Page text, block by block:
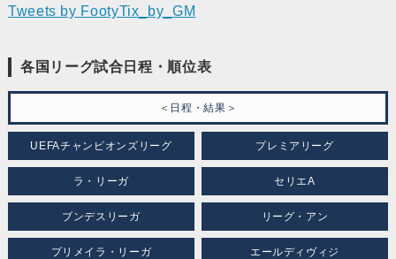
Tweets by FootyTix_by_GM
各国リーグ試合日程・順位表
＜日程・結果＞
UEFAチャンピオンズリーグ プレミアリーグ
ラ・リーガ セリエA
ブンデスリーガ リーグ・アン
プリメイラ・リーガ エールディヴィジ